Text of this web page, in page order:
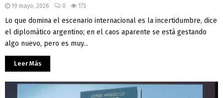
19 mayo, 2026 0 173
Lo que domina el escenario internacional es la incertidumbre, dice
el diplomático argentino; en el caos aparente se está gestando
algo nuevo, pero es muy...
Leer Más